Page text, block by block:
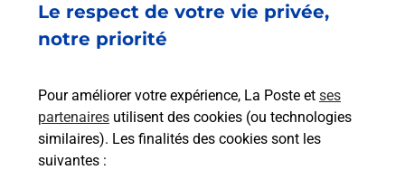
Le respect de votre vie privée,
notre priorité
Pour améliorer votre expérience, La Poste et ses
partenaires utilisent des cookies (ou technologies
similaires). Les finalités des cookies sont les
suivantes :
Prochaine collecte du courrier vendredi
09h00
25250 Rang